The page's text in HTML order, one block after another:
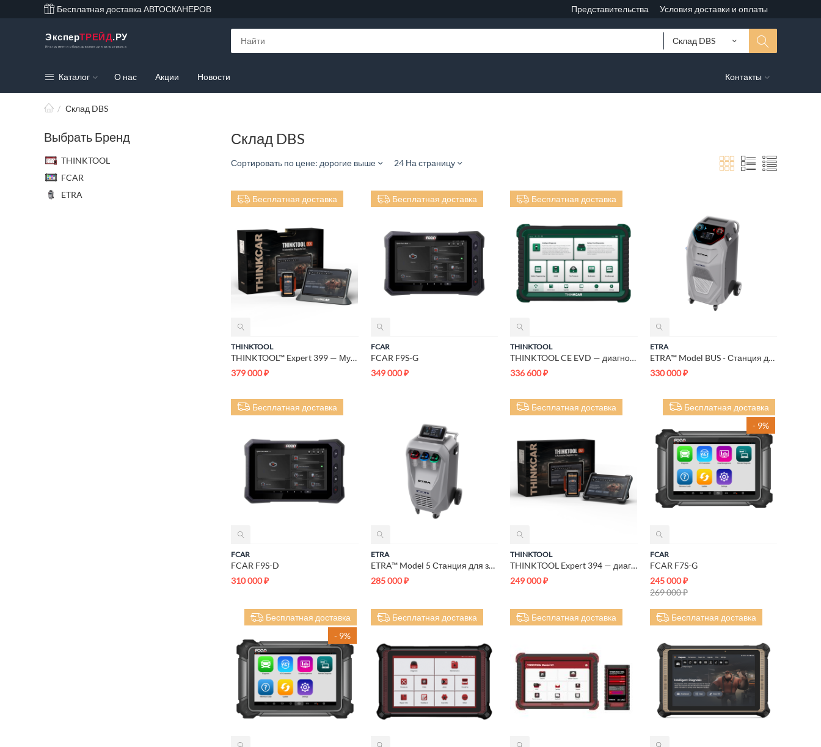
Бесплатная доставка АВТОСКАНЕРОВ Представительства Условия доставки и оплаты
ЭксперТРЕЙД.РУ
Инструмент и оборудование для автосервиса
Склад DBS
Каталог О нас Акции Новости Контакты
/ Склад DBS
Выбрать Бренд
THINKTOOL
FCAR
ETRA
Склад DBS
Сортировать по цене: дорогие выше 24 На страницу
Бесплатная доставка
THINKTOOL
THINKTOOL™ Expert 399 — Мультимарочный автосканер
379 000₽
Бесплатная доставка
FCAR
FCAR F9S-G
349 000₽
Бесплатная доставка
THINKTOOL
THINKTOOL CE EVD — диагностический сканер
336 600₽
ETRA
ETRA™ Model BUS - Станция для заправки кондиционеров автобусов
330 000 ₽
Бесплатная доставка
FCAR
FCAR F9S-D
310 000₽
ETRA
ETRA™ Model 5 Станция для заправки автокондиционеров
285 000₽
Бесплатная доставка
THINKTOOL
THINKTOOL Expert 394 — диагностический сканер
249 000₽
Бесплатная доставка
- 9%
FCAR
FCAR F7S-G
245 000 ₽
269 000₽
Бесплатная доставка
- 9%
Бесплатная доставка Бесплатная доставка Бесплатная доставка